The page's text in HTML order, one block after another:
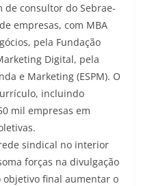
de consultor do Sebrae-
empresas, com MBA
pela Fundação
Digital, pela
e Marketing (ESPM). O
incluindo
mil empresas em
sindical no interior
forças na divulgação
final aumentar o